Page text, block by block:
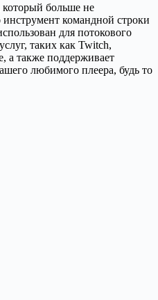
который больше не
командной строки
для потокового
таких как Twitch,
а также поддерживает
любимого плеера, будь то